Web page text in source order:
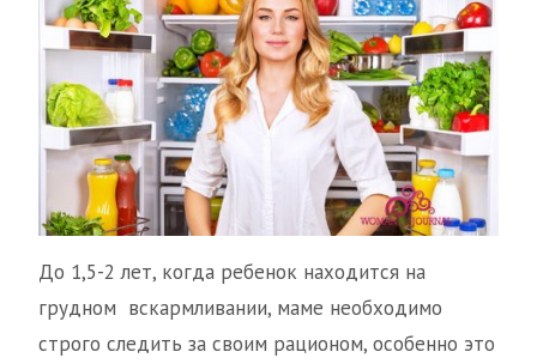
До 1,5-2 лет, когда ребенок находится на
грудном вскармливании, маме необходимо
строго следить за своим рационом, особенно это